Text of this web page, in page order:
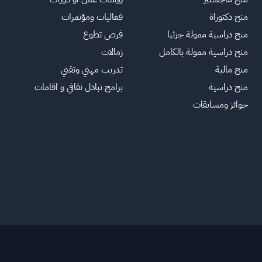
منح دكتوراة
منح دراسية ممولة جزئيا
منح دراسية ممولة بالكامل
منح مالية
منح دراسية
جوائز ومسابقات
فعاليات ومؤتمرات
فرص تطوع
زمالات
تدريب مهني وتقني
برامج تبادل ثقافي و اقامات